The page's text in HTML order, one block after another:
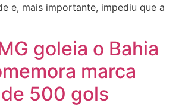
e, mais importante, impediu que a
goleia o Bahia
marca
500 gols